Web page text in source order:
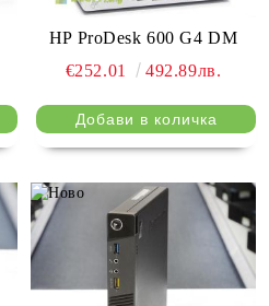
HP ProDesk 600 G4 DM
€252.01
492.89лв.